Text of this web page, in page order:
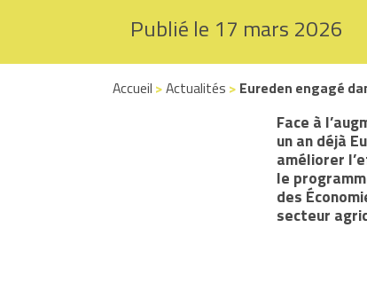
Publié le 17 mars 2026
Accueil >Actualités > Eureden engagé
Face à
un an déjà
améliorer
le
des
secteur